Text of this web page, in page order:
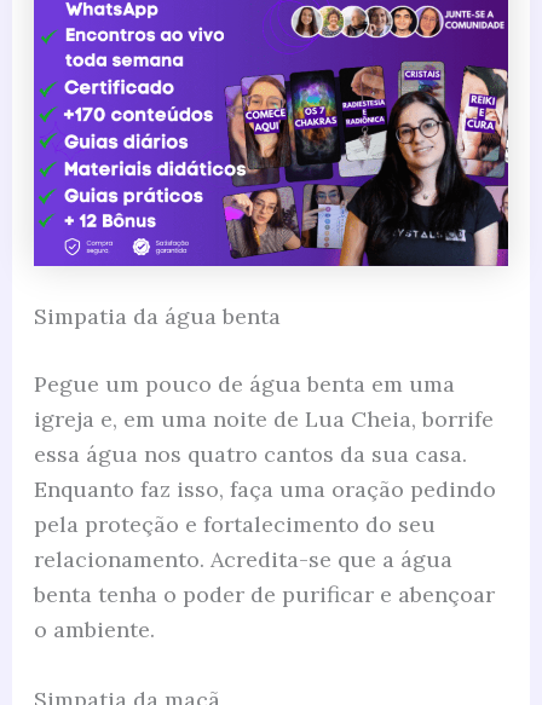
Simpatia da água benta
Pegue um pouco de água benta em uma
igreja e, em uma noite de Lua Cheia, borrife
essa água nos quatro cantos da sua casa.
Enquanto faz isso, faça uma oração pedindo
pela proteção e fortalecimento do seu
relacionamento. Acredita-se que a água
benta tenha o poder de purificar e abençoar
o ambiente.